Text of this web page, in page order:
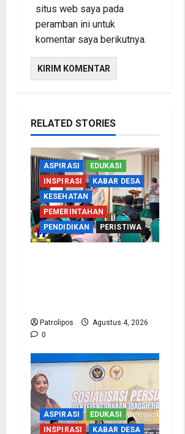
situs web saya pada
peramban ini untuk
komentar saya berikutnya.
RELATED STORIES
ASPIRASI
EDUKASI
INSPIRASI
KABAR DESA
KESEHATAN
PEMERINTAHAN
PENDIDIKAN
PERISTIWA
Patrolipos
Agustus 4, 2026
0
ASPIRASI
EDUKASI
INSPIRASI
KABAR DESA